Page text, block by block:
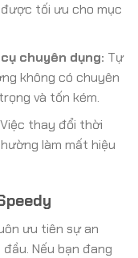
tối ưu cho mục
chuyên dụng: Tự
không có chuyên
và tốn kém.
Việc thay đổi thời
làm mất hiệu
ưu tiên sự an
Nếu bạn đang